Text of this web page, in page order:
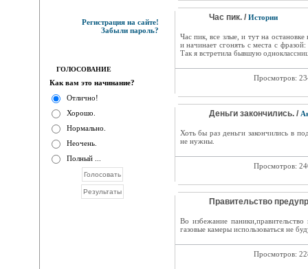
Регистрация на сайте!
Забыли пароль?
ГОЛОСОВАНИЕ
Как вам это начинание?
Отлично!
Хорошо.
Нормально.
Неочень.
Полный ...
Час пик. / Истории
Час пик, все злые, и тут на
и начинает сгонять с места с
Так я встретила бывшую
Просмотров:
Деньги закончились. /
Хоть бы раз деньги закончились в
не нужны.
Просмотров:
Правительство
Во избежание
газовые камеры использоваться не
Просмотров: